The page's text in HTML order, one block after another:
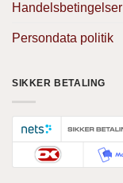
Handelsbetingelser
Persondata politik
SIKKER BETALING